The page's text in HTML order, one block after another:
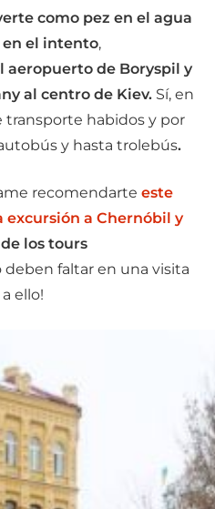
como pez en el agua
el intento,
aeropuerto de Boryspil y
al centro de Kiev. Sí, en
transporte habidos y por
y hasta trolebús.
recomendarte este
excursión a Chernóbil y
los tours
deben faltar en una visita
a ello!